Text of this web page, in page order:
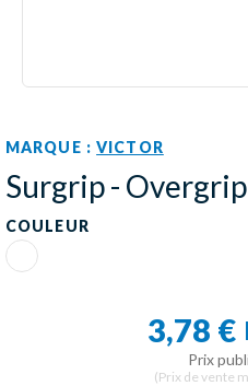
MARQUE :VICTOR
Surgrip -
COULEUR
Blanc
3,78 €
Prix
(Prix de vente